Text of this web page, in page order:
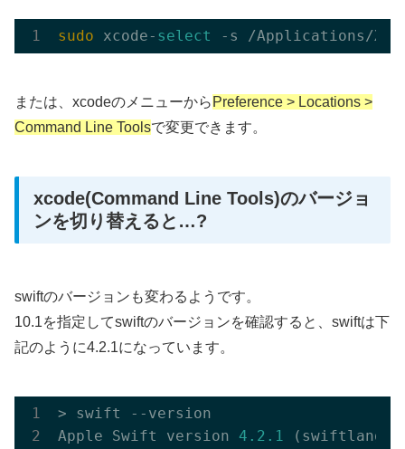
sudo xcode- select -s /Applications/
または、xcodeのメニューから Preference > Locations >
Command Line Toolsで変更できます。
xcode(Command Line Tools)のバージョ
ンを切り替えると…?
swiftのバージョンも変わるようです。
10.1を指定してswiftのバージョンを確認すると、swiftは下
記のように4.2.1になっています。
> swift --version
Apple Swift version 4.2 .1 (swiftlang